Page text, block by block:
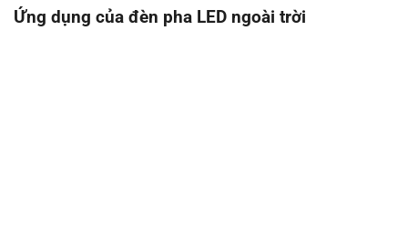
Ứng dụng của đèn pha LED ngoài trời